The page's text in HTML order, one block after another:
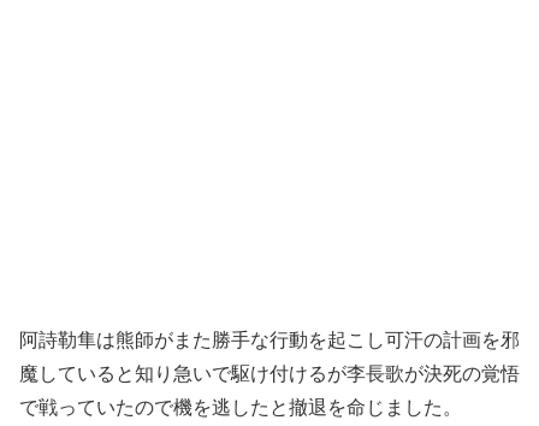
阿詩勒隼は熊師がまた勝手な行動を起こし可汗の計画を邪
魔していると知り急いで駆け付けるが李長歌が決死の覚悟
で戦っていたので機を逃したと撤退を命じました。